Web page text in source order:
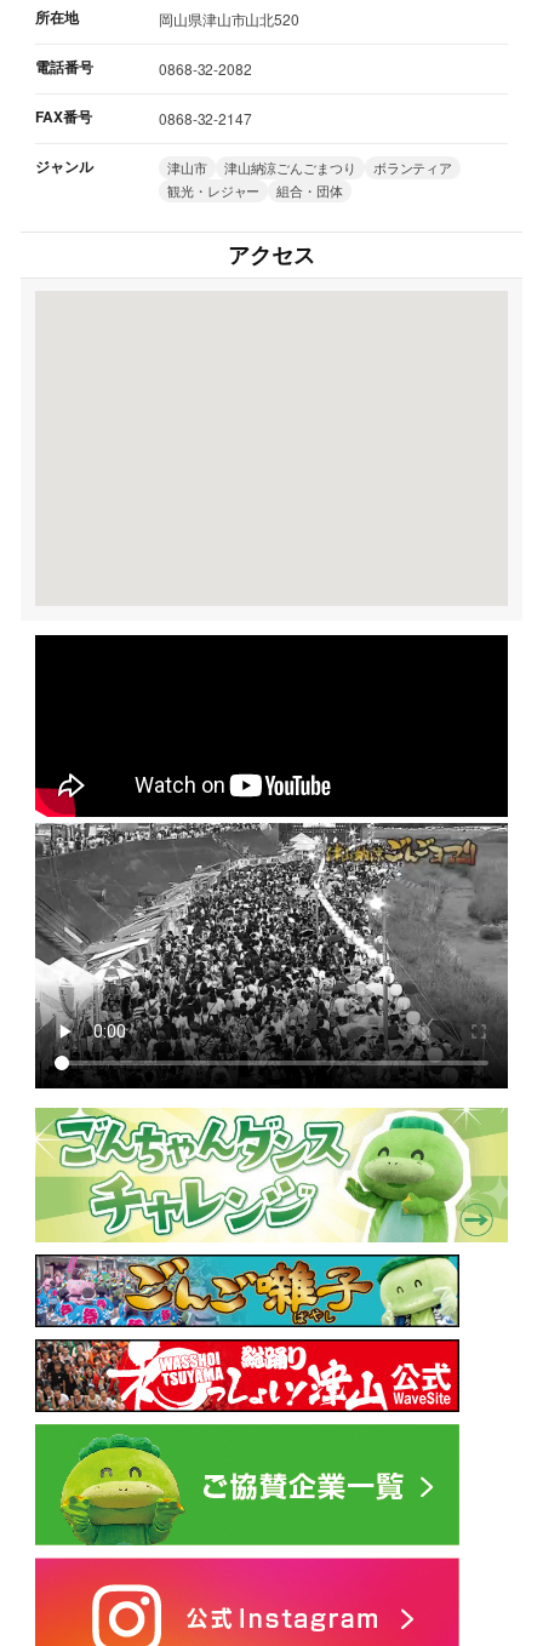
所在地 岡山県津山市山北520
電話番号 0868-32-2082
FAX番号 0868-32-2147
ジャンル 津山市 津山納涼ごんごまつり
ボランティア
観光・レジャー
組合・団体
アクセス